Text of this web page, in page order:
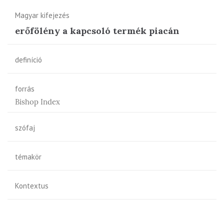
Magyar kifejezés
erőfölény a kapcsoló termék piacán
definíció
forrás
Bishop Index
szófaj
témakör
Kontextus